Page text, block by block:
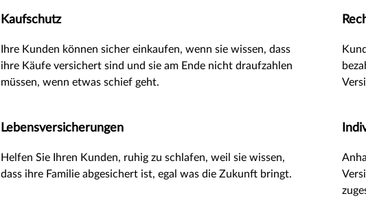
Kaufschutz
Ihre Kunden können sicher einkaufen, wenn sie wissen, dass
ihre Käufe versichert sind und sie am Ende nicht draufzahlen
müssen, wenn etwas schief geht.
Lebensversicherungen
Helfen Sie Ihren Kunden, ruhig zu schlafen, weil sie wissen,
dass ihre Familie abgesichert ist, egal was die Zukunft bringt.